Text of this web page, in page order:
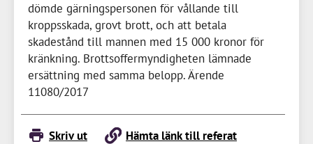
dömde gärningspersonen för vållande till
kroppsskada, grovt brott, och att betala
skadestånd till mannen med 15 000 kronor för
kränkning. Brottsoffermyndigheten lämnade
ersättning med samma belopp. Ärende
11080/2017
Skriv ut Hämta länk till referat